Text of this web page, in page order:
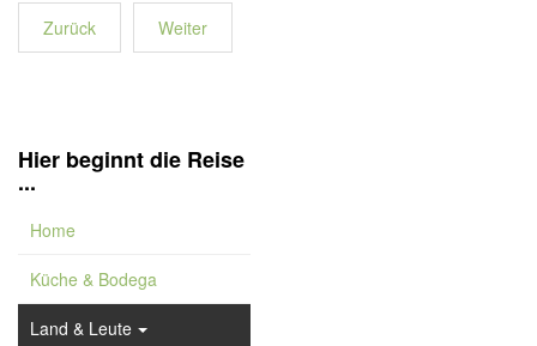
Zurück Weiter
Hier beginnt die Reise
...
Home
Küche & Bodega
Land & Leute